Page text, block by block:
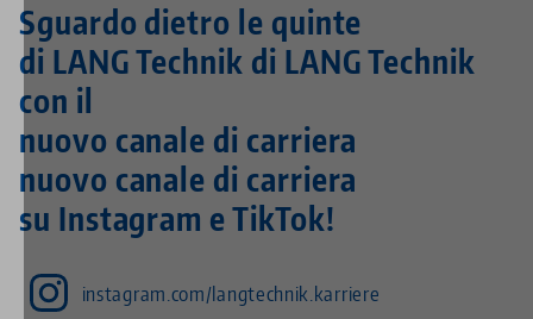
Sguardo dietro le quinte
di LANG Technik di LANG Technik
con il
nuovo canale di carriera
nuovo canale di carriera
su Instagram e TikTok!
instagram.com/langtechnik.karriere